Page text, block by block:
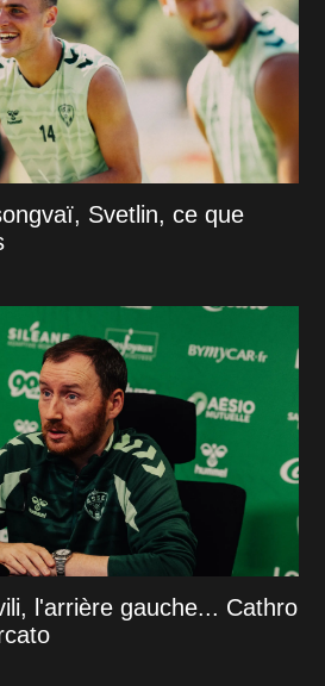
Svetlin, ce que
l'arrière gauche... Cathro